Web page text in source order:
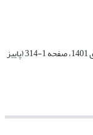
دوره 9، شماره 2 - شماره پیاپی 18، دی 1401، صفحه 1-314 (پاییز